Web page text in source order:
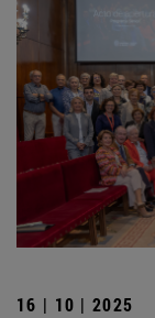
16 | 10 | 2025